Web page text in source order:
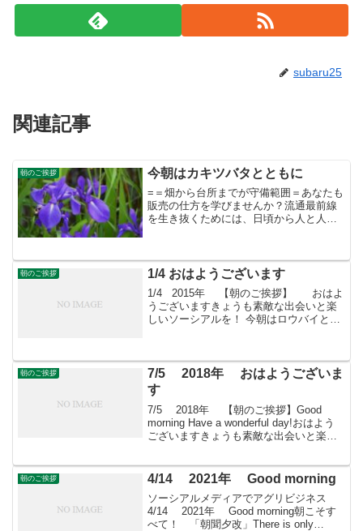
subaru25
関連記事
朝のご挨拶 今朝はカキツバタとともに
=＝畑から台所までが守備範囲＝あなたも
販売の仕方を学びませんか？流通最前線
を生き抜くためには、日頃から人と人の
ない方は「すばる会員」へどうぞ！★す
ばる会員（年会費：24000円）対象に販売
をサポート
朝のご挨拶 1/4 おはようございます
1/4 2015年 【朝のご挨拶】 おはよ
うございますきょうも素敵な出会いと楽
しいソーシアルを！ 今朝はロウバイとと
朝のご挨拶
7/5 2018年 おはようございま
す
7/5 2018年 【朝のご挨拶】Good
morning Have a wonderful day!おはよう
ございますきょうも素敵な出会いと楽し
トイモ科の属の一つ...
朝のご挨拶 4/14 2021年 Good morning
ソーシアルメディアでアグリビジネス
4/14 2021年 Good morning朝こそす
べて！ 「朝聞夕改」There is only